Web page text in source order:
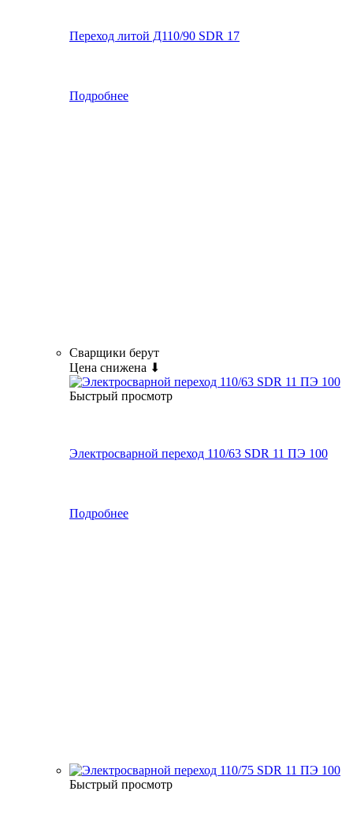
Переход литой Д110/90 SDR 17
Подробнее
Сварщики берут
Цена снижена ⬇
Быстрый просмотр
Электросварной переход 110/63 SDR 11 ПЭ 100
Подробнее
Быстрый просмотр